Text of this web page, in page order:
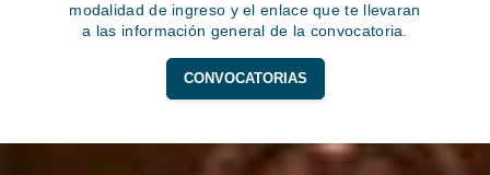
modalidad de ingreso y el enlace que te llevaran
a las información general de la convocatoria.
CONVOCATORIAS